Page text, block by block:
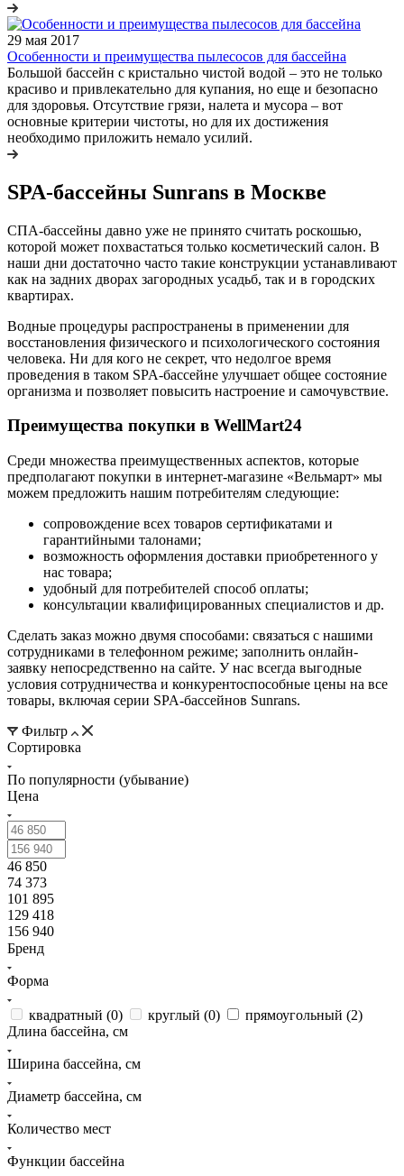
29 мая 2017
Особенности и преимущества пылесосов для бассейна
Большой бассейн с кристально чистой водой – это не только
красиво и привлекательно для купания, но еще и безопасно
для здоровья. Отсутствие грязи, налета и мусора – вот
основные критерии чистоты, но для их достижения
необходимо приложить немало усилий.
SPA-бассейны Sunrans в Москве
СПА-бассейны давно уже не принято считать роскошью,
которой может похвастаться только косметический салон. В
наши дни достаточно часто такие конструкции устанавливают
как на задних дворах загородных усадьб, так и в городских
квартирах.
Водные процедуры распространены в применении для
восстановления физического и психологического состояния
человека. Ни для кого не секрет, что недолгое время
проведения в таком SPA-бассейне улучшает общее состояние
организма и позволяет повысить настроение и самочувствие.
Преимущества покупки в WellMart24
Среди множества преимущественных аспектов, которые
предполагают покупки в интернет-магазине «Вельмарт» мы
можем предложить нашим потребителям следующие:
сопровождение всех товаров сертификатами и
гарантийными талонами;
возможность оформления доставки приобретенного у
нас товара;
удобный для потребителей способ оплаты;
консультации квалифицированных специалистов и др.
Сделать заказ можно двумя способами: связаться с нашими
сотрудниками в телефонном режиме; заполнить онлайн-
заявку непосредственно на сайте. У нас всегда выгодные
условия сотрудничества и конкурентоспособные цены на все
товары, включая серии SPA-бассейнов Sunrans.
Фильтр
Сортировка
По популярности (убывание)
Цена
46 850
74 373
101 895
129 418
156 940
Бренд
Форма
квадратный (0) круглый (0) прямоугольный (2)
Длина бассейна, см
Ширина бассейна, см
Диаметр бассейна, см
Количество мест
Функции бассейна